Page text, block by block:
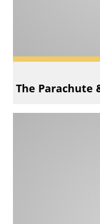
The Parachute